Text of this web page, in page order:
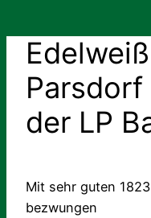
der LP
Mit sehr guten
bezwungen